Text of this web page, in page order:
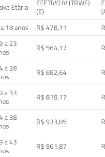
Etária
EFETIVO IV (TRWE)
(E)
18 anos
R$ 478,11
a 23
R$ 564,17
a 28
R$ 682,64
a 33
R$ 819,17
a 38
R$ 933,85
a 43
R$ 961,87